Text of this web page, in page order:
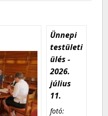
Ünnepi
testületi
ülés -
2026.
július
11.
fotó: